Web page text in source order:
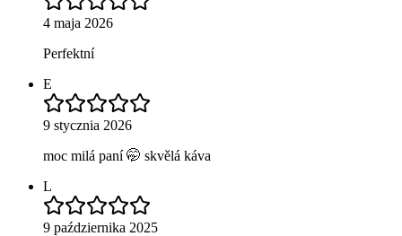
4 maja 2026
Perfektní
E
9 stycznia 2026
moc milá paní 🤭 skvělá káva
L
9 października 2025